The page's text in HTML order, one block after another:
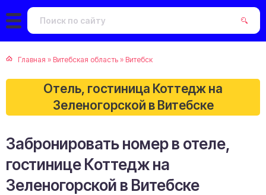
Главная » Витебская область » Витебск
Отель, гостиница Коттедж на
Зеленогорской в Витебске
Забронировать номер в отеле,
гостинице Коттедж на
Зеленогорской в Витебске